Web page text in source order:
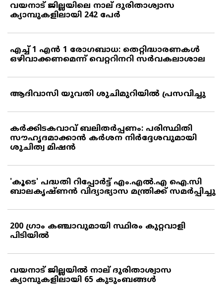
വയനാട് ജില്ലയിലെ നാല് ദുരിതാശ്വാസ
ക്യാമ്പുകളിലായി 242 പേര്‍
എച്ച് 1 എന്‍ 1 രോഗബാധ: തെറ്റിദ്ധാരണകള്‍
ഒഴിവാക്കണമെന്ന് വെറ്ററിനറി സര്‍വകലാശാല
ആദിവാസി യുവതി ശുചിമുറിയില്‍ പ്രസവിച്ചു
കര്‍ക്കിടകവാവ് ബലിതര്‍പ്പണം: പരിസ്ഥിതി
സൗഹൃദമാക്കാന്‍ കര്‍ശന നിര്‍ദ്ദേശവുമായി
ശുചിത്വ മിഷന്‍
'കൂടെ' പദ്ധതി റിപ്പോര്‍ട്ട് എം.എല്‍.എ ഐ.സി
ബാലകൃഷ്ണന്‍ വിദ്യാഭ്യാസ മന്ത്രിക്ക് സമര്‍പ്പിച്ചു
200 ഗ്രാം കഞ്ചാവുമായി സ്ഥിരം കുറ്റവാളി
പിടിയില്‍
വയനാട് ജില്ലയില്‍ നാല് ദുരിതാശ്വാസ
ക്യാമ്പുകളിലായി 65 കുടുംബങ്ങള്‍